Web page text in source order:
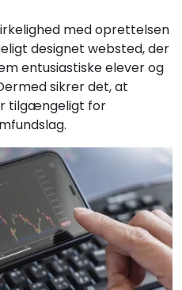
med oprettelsen
designet websted, der
entusiastiske elever og
sikrer det, at
tilgængeligt for